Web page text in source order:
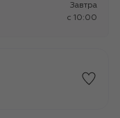
Завтра
c 10:00